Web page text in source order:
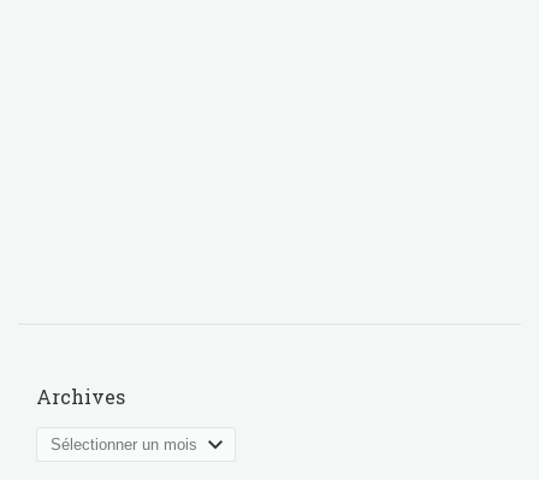
Archives
Archives